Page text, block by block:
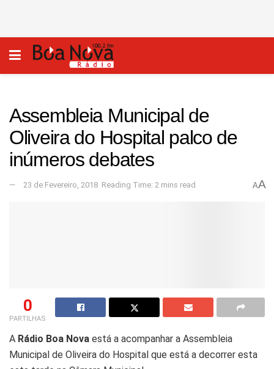
Assembleia Municipal de
Oliveira do Hospital palco de
inúmeros debates
23 de Fevereiro, 2018 Reading Time: 2 mins read AA
0
PARTILHAS
A Rádio Boa Nova está a acompanhar a Assembleia
Municipal de Oliveira do Hospital que está a decorrer esta